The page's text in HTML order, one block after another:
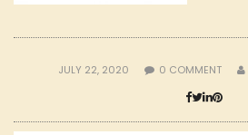
JULY 22, 2020 0 COMMENT